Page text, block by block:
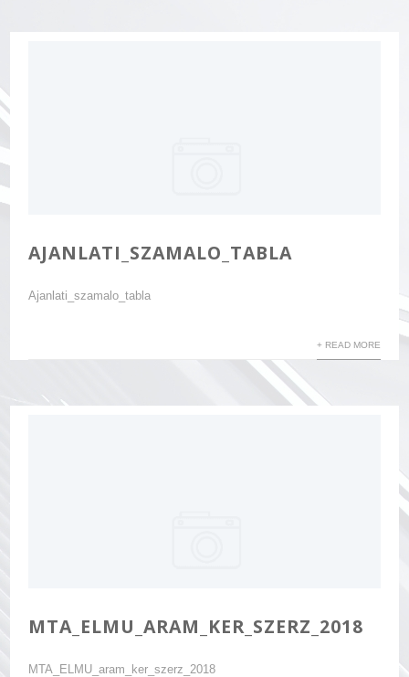
AJANLATI_SZAMALO_TABLA
Ajanlati_szamalo_tabla
+ READ MORE
MTA_ELMU_ARAM_KER_SZERZ_2018
MTA_ELMU_aram_ker_szerz_2018